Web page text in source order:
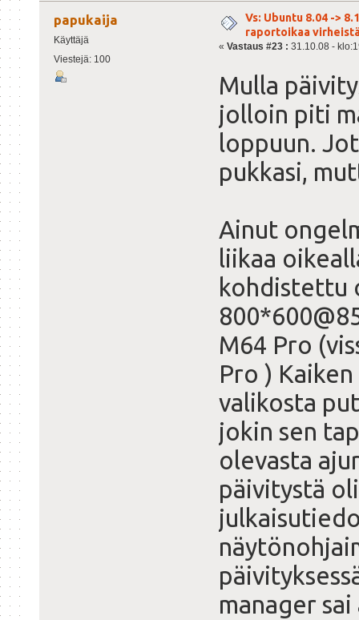
papukaija
Käyttäjä
Viestejä: 100
Vs: Ubuntu 8.04 ->
raportoikaa
« Vastaus #23 : 31.10.08 -
Mulla
jolloin piti
loppuun.
pukkasi,
Ainut
liikaa
kohdistettu
M64 Pro
Pro )
valikosta
jokin sen
olevasta
päivitystä
manager